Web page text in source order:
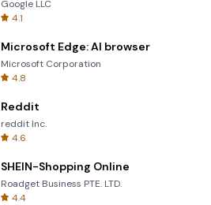
One Stroke
Google LLC
4.1
Microsoft Edge: AI browser
Microsoft Corporation
4.8
Reddit
reddit Inc.
4.6
SHEIN-Shopping Online
Roadget Business PTE. LTD.
4.4